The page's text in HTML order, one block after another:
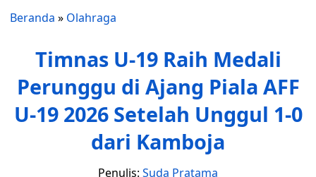
Beranda » Olahraga
Timnas U-19 Raih Medali
Perunggu di Ajang Piala AFF
U-19 2026 Setelah Unggul 1-0
dari Kamboja
Penulis: Suda Pratama